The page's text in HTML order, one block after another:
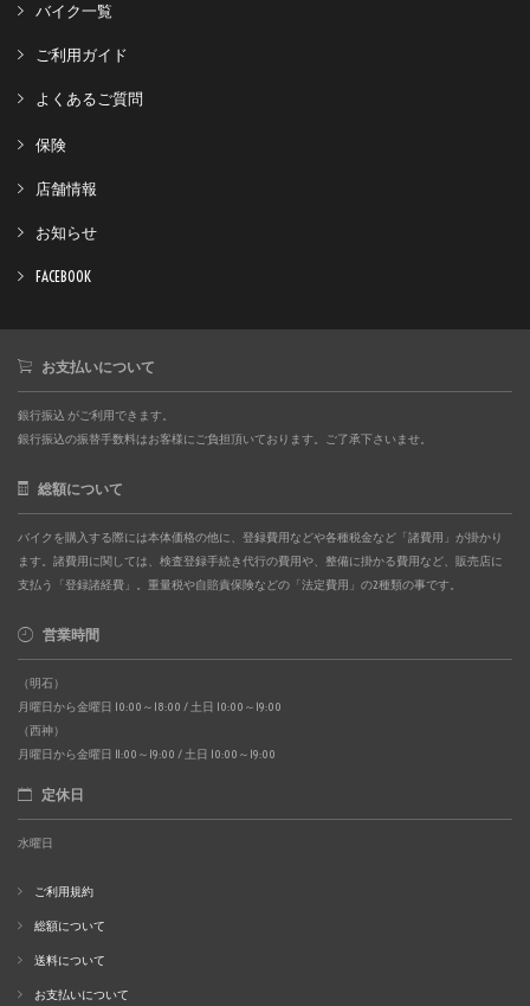
バイク一覧
ご利用ガイド
よくあるご質問
保険
店舗情報
お知らせ
FACEBOOK
お支払いについて
銀行振込 がご利用できます。
銀行振込の振替手数料はお客様にご負担頂いております。ご了承下さいませ。
総額について
バイクを購入する際には本体価格の他に、登録費用などや各種税金など「諸費用」が掛かり
ます。諸費用に関しては、検査登録手続き代行の費用や、整備に掛かる費用など、販売店に
支払う「登録諸経費」。重量税や自賠責保険などの「法定費用」の2種類の事です。
営業時間
（明石）
月曜日から金曜日 10:00～18:00 / 土日 10:00～19:00
（西神）
月曜日から金曜日 11:00～19:00 / 土日 10:00～19:00
定休日
水曜日
ご利用規約
総額について
送料について
お支払いについて